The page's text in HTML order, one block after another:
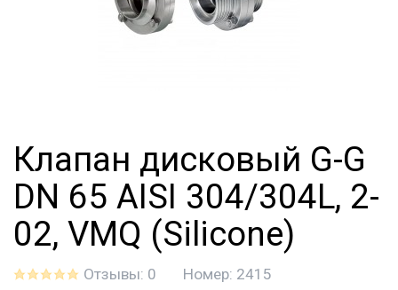
Клапан дисковый G-G
DN 65 AISI 304/304L, 2-
02, VMQ (Silicone)
Отзывы: 0 Номер: 2415